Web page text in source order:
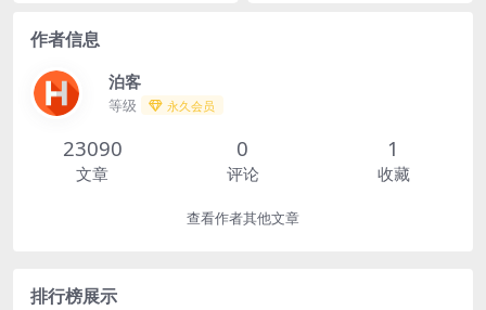
作者信息
泊客
等级 永久会员
23090
文章
0
评论
1
收藏
查看作者其他文章
排行榜展示